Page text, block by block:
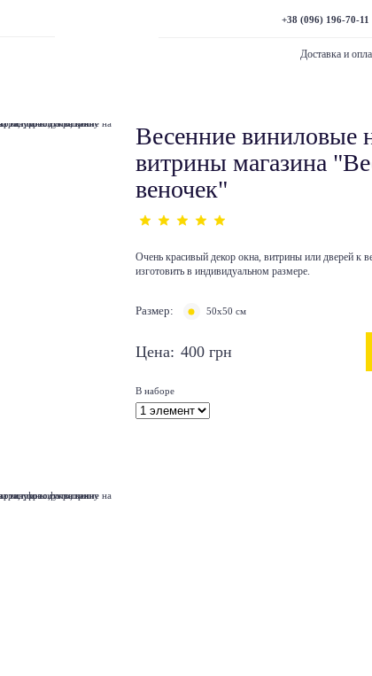
+38 (096) 196-70-11
Доставка и
Весенние виниловые
витрины магазина
веночек"
Очень красивый декор окна, витрины или дверей к
изготовить в индивидуальном размере.
Размер: 50х50 см
Цена: 400 грн
В наборе